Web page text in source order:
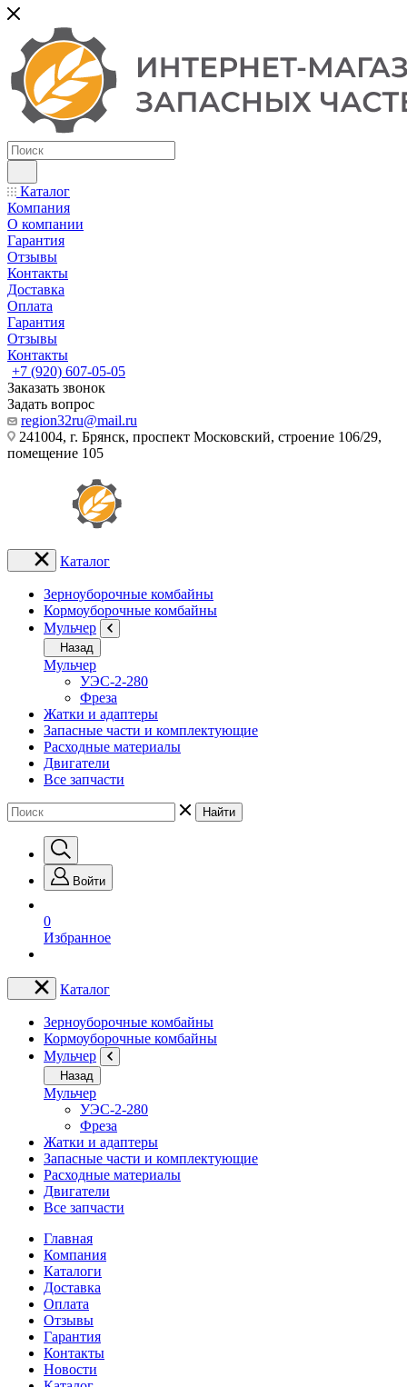
Каталог
Компания
О компании
Гарантия
Отзывы
Контакты
Доставка
Оплата
Гарантия
Отзывы
Контакты
+7 (920) 607-05-05
Заказать звонок
Задать вопрос
region32ru@mail.ru
241004, г. Брянск, проспект Московский, строение 106/29,
помещение 105
Каталог
Зерноуборочные комбайны
Кормоуборочные комбайны
Мульчер
Назад
Мульчер
УЭС-2-280
Фреза
Жатки и адаптеры
Запасные части и комплектующие
Расходные материалы
Двигатели
Все запчасти
Найти
Войти
0
Избранное
Каталог
Зерноуборочные комбайны
Кормоуборочные комбайны
Мульчер
Назад
Мульчер
УЭС-2-280
Фреза
Жатки и адаптеры
Запасные части и комплектующие
Расходные материалы
Двигатели
Все запчасти
Главная
Компания
Каталоги
Доставка
Оплата
Отзывы
Гарантия
Контакты
Новости